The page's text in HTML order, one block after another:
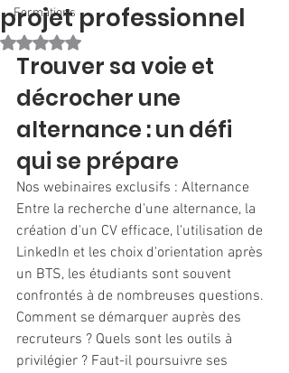
Formations
projet professionnel
Noté NaN étoiles sur 5.
Trouver sa voie et
décrocher une
alternance : un défi
qui se prépare
Nos webinaires exclusifs : Alternance
Entre la recherche d'une alternance, la
création d'un CV efficace, l'utilisation de
LinkedIn et les choix d'orientation après
un BTS, les étudiants sont souvent
confrontés à de nombreuses questions.
Comment se démarquer auprès des
recruteurs ? Quels sont les outils à
privilégier ? Faut-il poursuivre ses